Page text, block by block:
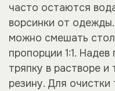
часто остаются
ворсинки от
можно смешать
пропорции 1:1.
тряпку в растворе
резину. Для